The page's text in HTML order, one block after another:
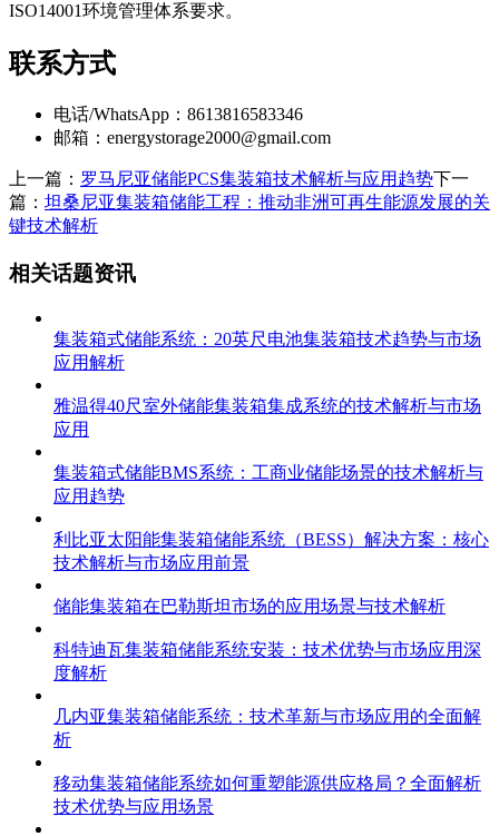
ISO14001环境管理体系要求。
联系方式
电话/WhatsApp：8613816583346
邮箱： energystorage2000@gmail.com
上一篇： 罗马尼亚储能PCS集装箱技术解析与应用趋势下一
篇： 坦桑尼亚集装箱储能工程：推动非洲可再生能源发展的关
键技术解析
相关话题资讯
集装箱式储能系统：20英尺电池集装箱技术趋势与市场
应用解析
雅温得40尺室外储能集装箱集成系统的技术解析与市场
应用
集装箱式储能BMS系统：工商业储能场景的技术解析与
应用趋势
利比亚太阳能集装箱储能系统（BESS）解决方案：核心
技术解析与市场应用前景
储能集装箱在巴勒斯坦市场的应用场景与技术解析
科特迪瓦集装箱储能系统安装：技术优势与市场应用深
度解析
几内亚集装箱储能系统：技术革新与市场应用的全面解
析
移动集装箱储能系统如何重塑能源供应格局？全面解析
技术优势与应用场景